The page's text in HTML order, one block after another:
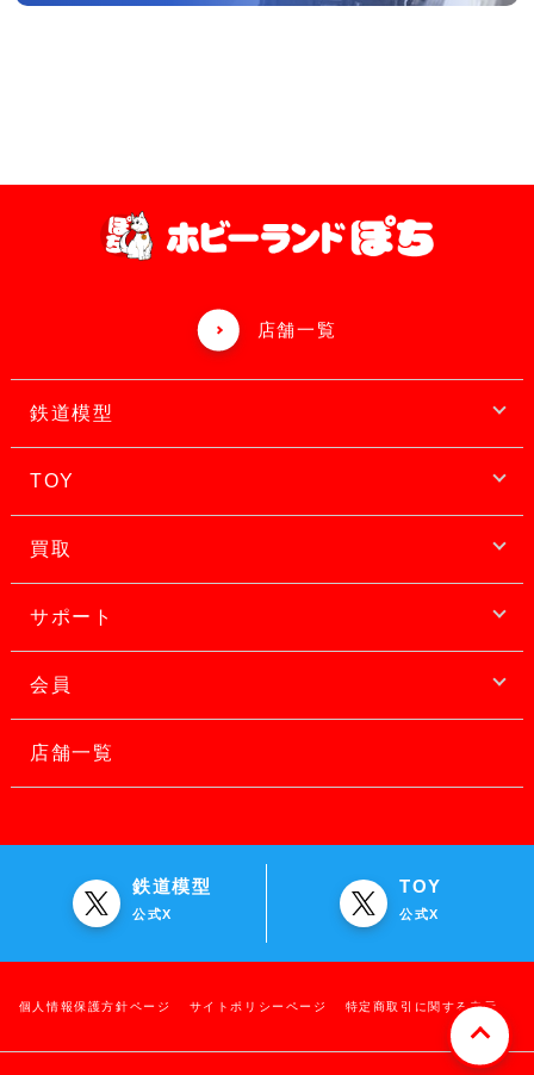
店舗一覧
鉄道模型
TOY
買取
サポート
会員
店舗一覧
鉄道模型
公式X
TOY
公式X
個人情報保護方針ページ サイトポリシーページ 特定商取引に関する表示